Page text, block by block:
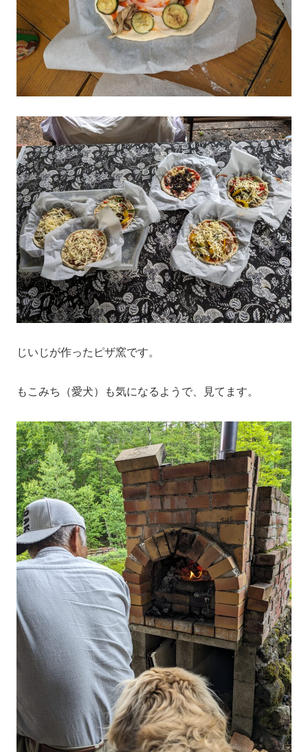
じいじが作ったピザ窯です。
もこみち（愛犬）も気になるようで、見てます。